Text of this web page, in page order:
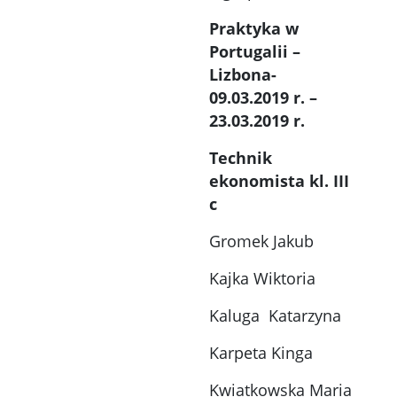
Kliknięcie otworzy zdjęcie w
Praktyka w
Portugalii –
Lizbona-
09.03.2019 r. –
23.03.2019 r.
Technik
ekonomista kl. III
c
Gromek Jakub
Kajka Wiktoria
Kaluga Katarzyna
Karpeta Kinga
Kwiatkowska Maria